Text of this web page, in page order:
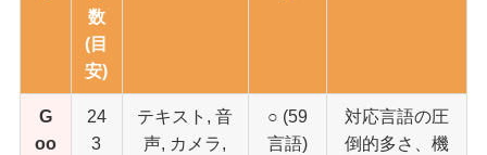
数
(目
安)
G
oo
24
3
テキスト, 音
声, カメラ,
○ (59
言語)
対応言語の圧
倒的多さ、機